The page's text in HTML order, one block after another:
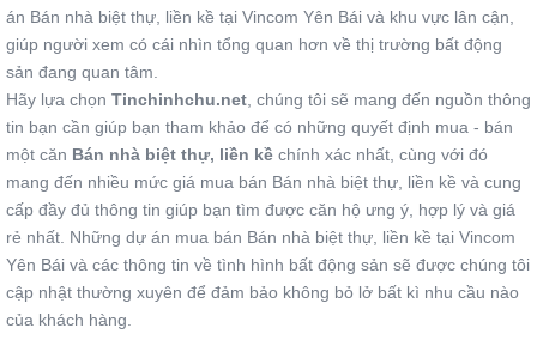
án Bán nhà biệt thự, liền kề tại Vincom Yên Bái và khu vực lân cận,
giúp người xem có cái nhìn tổng quan hơn về thị trường bất động
sản đang quan tâm.
Hãy lựa chọn Tinchinhchu.net , chúng tôi sẽ mang đến nguồn thông
tin bạn cần giúp bạn tham khảo để có những quyết định mua - bán
một căn Bán nhà biệt thự, liền kề chính xác nhất, cùng với đó
mang đến nhiều mức giá mua bán Bán nhà biệt thự, liền kề và cung
cấp đầy đủ thông tin giúp bạn tìm được căn hộ ưng ý, hợp lý và giá
rẻ nhất. Những dự án mua bán Bán nhà biệt thự, liền kề tại Vincom
Yên Bái và các thông tin về tình hình bất động sản sẽ được chúng tôi
cập nhật thường xuyên để đảm bảo không bỏ lở bất kì nhu cầu nào
của khách hàng.